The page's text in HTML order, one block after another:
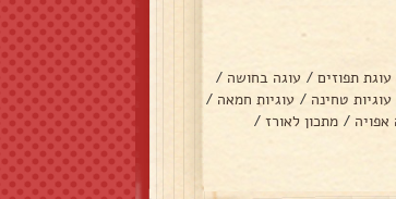
עוגת תפוזים / עוגה בחושה /
עוגיות טחינה / עוגיות חמאה /
אפויה / מתכון לאורז /